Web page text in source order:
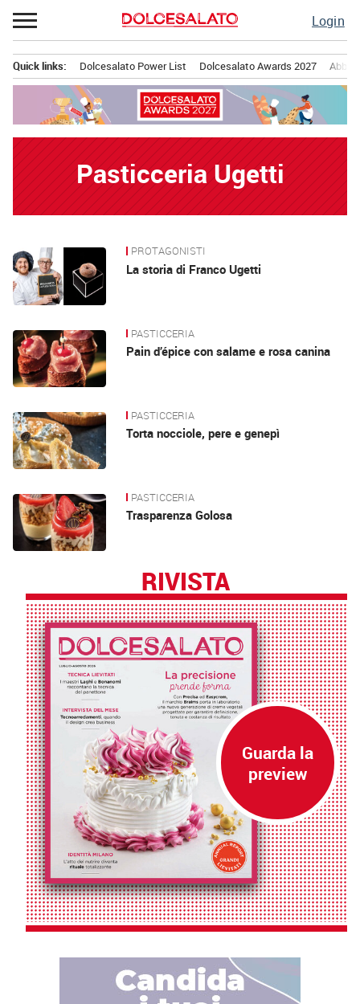
Passa
al
Login
principale
Quick links: Dolcesalato Power List Dolcesalato Awards 2027
Pasticceria Ugetti
News PROTAGONISTI
La storia di Franco Ugetti
PASTICCERIA
Pain d’épice con salame e rosa canina
PASTICCERIA
Torta nocciole, pere e genepì
PASTICCERIA
Trasparenza Golosa
RIVISTA